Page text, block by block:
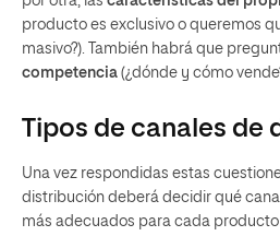
producto es exclusivo o queremos
masivo?). También habrá que
competencia (¿dónde y cómo
Tipos de canales de
Una vez respondidas estas
distribución deberá decidir qué
más adecuados para cada